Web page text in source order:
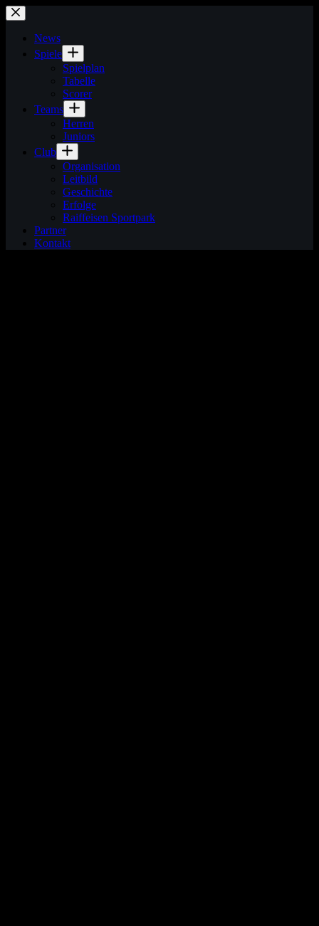
Zum
Inhalt
springenNews
Spiele
Spielplan
Tabelle
Scorer
Teams
Herren
Juniors
Club
Organisation
Leitbild
Geschichte
Erfolge
Raiffeisen Sportpark
Partner
Kontakt